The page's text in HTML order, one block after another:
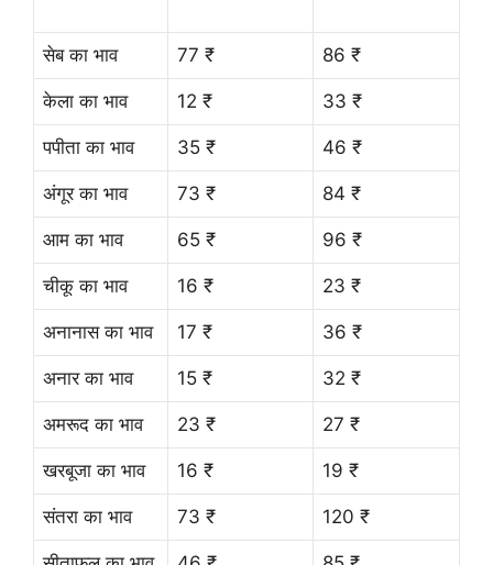
सेब का भाव 77 ₹ 86 ₹
केला का भाव 12 ₹ 33 ₹
पपीता का भाव 35 ₹ 46 ₹
अंगूर का भाव 73 ₹ 84 ₹
आम का भाव 65 ₹ 96 ₹
चीकू का भाव 16 ₹ 23 ₹
अनानास का भाव 17 ₹ 36 ₹
अनार का भाव 15 ₹ 32 ₹
अमरूद का भाव 23 ₹ 27 ₹
खरबूजा का भाव 16 ₹ 19 ₹
संतरा का भाव 73 ₹ 120 ₹